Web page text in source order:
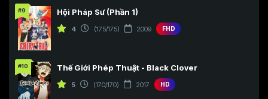
Tập 220 Tập 221
Tập 223 Tập 224
Tập 226
Tập 229 Tập 230
#9 Hội Pháp Sư (Phần 1)
4 (175/175) 2009 FHD
#10 Thế Giới Phép Thuật - Black Clover
5 (170/170) 2017 HD